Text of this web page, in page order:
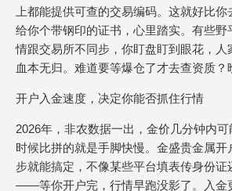
上都能提供可查的交易编码。这就好比
给你个带钢印的证书，心里踏实。有些野
情跟交易所不同步，你盯盘盯到眼花，人
血本无归。难道要等爆仓了才去查资质？
开户入金速度，决定你能否抓住行情
2026年，非农数据一出，金价几分钟内
时候比拼的就是手脚快慢。金盛贵金属开
步就能搞定，不像某些平台填表传身份证
——等你开户完，行情早跑没影了。入金